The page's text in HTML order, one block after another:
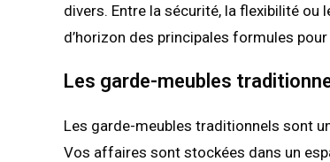
divers. Entre la sécurité, la flexibilité ou
d’horizon des principales formules
Les garde-meubles
Les garde-meubles traditionnels sont
Vos affaires sont stockées dans un